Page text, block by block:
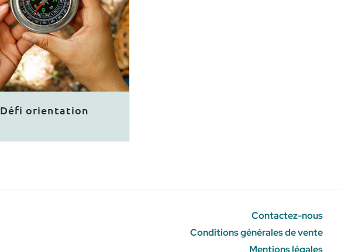
Défi orientation
Contactez-nous
Conditions générales de vente
Mentions légales